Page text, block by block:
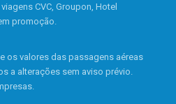
CVC, Groupon, Hotel
promoção.
os valores das passagens aéreas
a alterações sem aviso prévio.